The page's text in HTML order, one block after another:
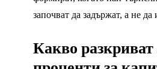
започват да задържат, а не да
Какво